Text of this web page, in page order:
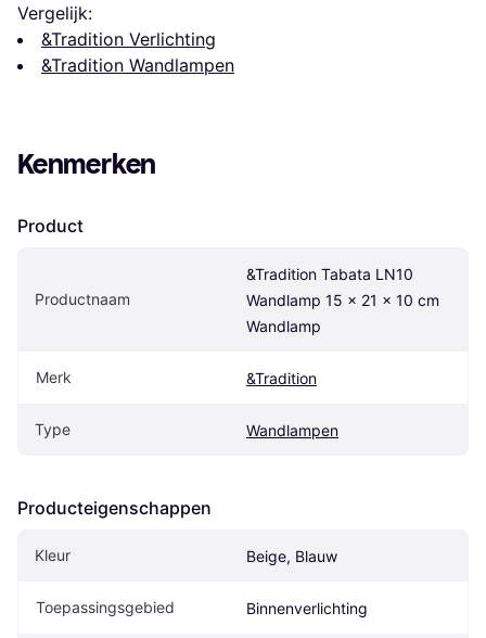
Vergelijk:
&Tradition Verlichting
&Tradition Wandlampen
Kenmerken
Product
Productnaam
&Tradition Tabata LN10
Wandlamp 15 x 21 x 10 cm
Wandlamp
Merk &Tradition
Type Wandlampen
Producteigenschappen
Kleur Beige, Blauw
Toepassingsgebied Binnenverlichting